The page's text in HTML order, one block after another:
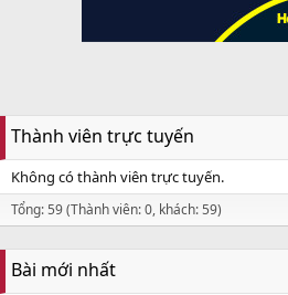
Thành viên trực tuyến
Không có thành viên trực tuyến.
Tổng: 59 (Thành viên: 0, khách: 59)
Bài mới nhất